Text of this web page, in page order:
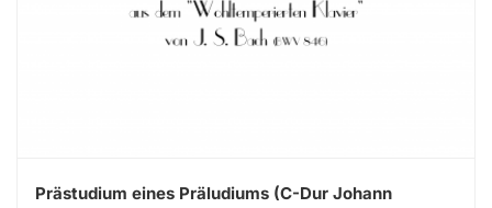
Prästudium eines Präludiums (C-Dur Johann